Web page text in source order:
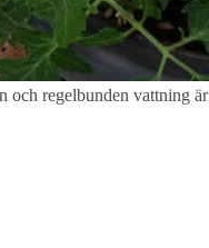
regelbunden vattning